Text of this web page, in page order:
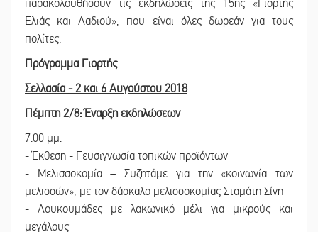
παρακολουθήσουν τις εκδηλώσεις της 15ης «Γιορτής
Ελιάς και Λαδιού», που είναι όλες δωρεάν για τους
πολίτες.
Πρόγραμμα Γιορτής
Σελλασία - 2 και 6 Αυγούστου 2018
Πέμπτη 2/8: Έναρξη εκδηλώσεων
7:00 μμ:
- Έκθεση - Γευσιγνωσία τοπικών προϊόντων
- Μελισσοκομία – Συζητάμε για την «κοινωνία των
μελισσών», με τον δάσκαλο μελισσοκομίας Σταμάτη Σίνη
- Λουκουμάδες με λακωνικό μέλι για μικρούς και
μεγάλους